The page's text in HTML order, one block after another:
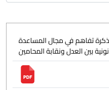
تفاهم في مجال المساعدة
بين العدل ونقابة المحامين